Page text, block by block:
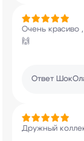
Очень красиво
🙌
Ответ
Дружный